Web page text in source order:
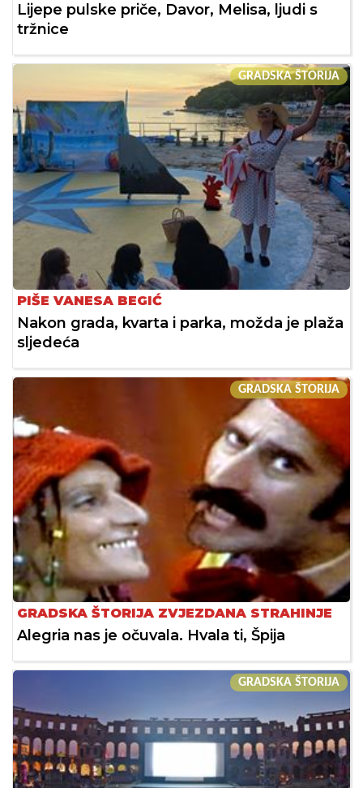
Lijepe pulske priče, Davor, Melisa, ljudi s
tržnice
GRADSKA ŠTORIJA
PIŠE VANESA BEGIĆ
Nakon grada, kvarta i parka, možda je plaža
sljedeća
GRADSKA ŠTORIJA
GRADSKA ŠTORIJA ZVJEZDANA STRAHINJE
Alegria nas je očuvala. Hvala ti, Špija
GRADSKA ŠTORIJA